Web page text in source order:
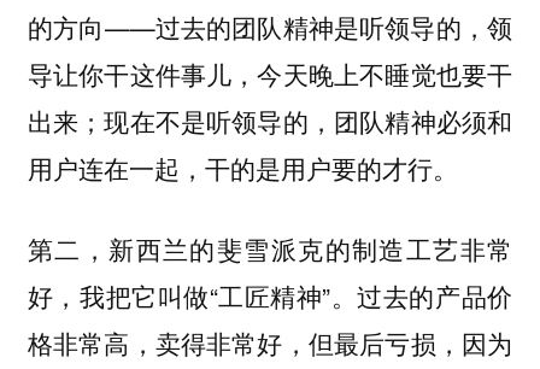
的方向——过去的团队精神是听领导的，领
导让你干这件事儿，今天晚上不睡觉也要干
出来；现在不是听领导的，团队精神必须和
用户连在一起，干的是用户要的才行。
第二，新西兰的斐雪派克的制造工艺非常
好，我把它叫做“工匠精神”。过去的产品价
格非常高，卖得非常好，但最后亏损，因为